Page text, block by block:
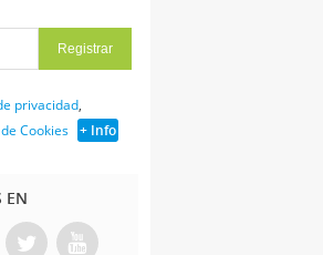
privacidad,
Cookies + Info
EN